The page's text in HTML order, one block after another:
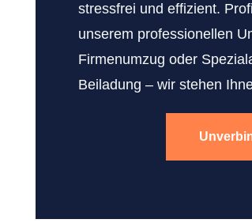
stressfrei und effizient.
unserem professionellen
Firmenumzug oder
Beiladung – wir stehen